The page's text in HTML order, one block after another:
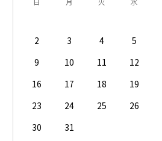
2
3 4 5
9
10 11 12
16
17 18 19
23
24 25 26
30
31